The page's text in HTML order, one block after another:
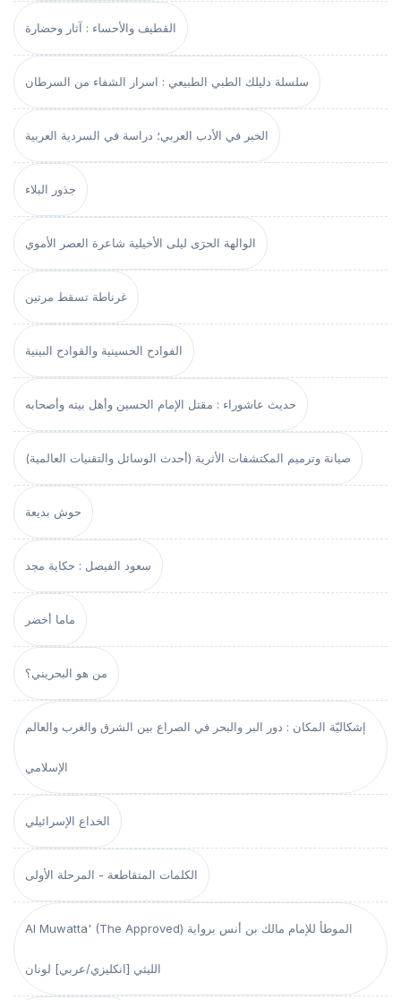
القطيف والأحساء : آثار وحضارة
سلسلة دليلك الطبي الطبيعي : اسرار الشفاء من السرطان
الخبر في الأدب العربي؛ دراسة في السردية العربية
جذور البلاء
الوالهة الحرَى ليلى الأخيلية شاعرة العصر الأموي
غرناطة تسقط مرتين
الفوادح الحسينية والقوادح البينية
حديث عاشوراء : مقتل الإمام الحسين وأهل بيته وأصحابه
صيانة وترميم المكتشفات الأثرية (أحدث الوسائل والتقنيات العالمية)
حوش بديعة
سعود الفيصل : حكاية مجد
ماما أخضر
من هو البحريني؟
إشكاليّة المكان : دور البر والبحر في الصراع بين الشرق والغرب والعالم
الإسلامي
الخداع الإسرائيلي
الكلمات المتقاطعة - المرحلة الأولى
Al Muwatta' (The Approved) الموطأ للإمام مالك بن أنس برواية
الليثي [انكليزي/عربي] لونان